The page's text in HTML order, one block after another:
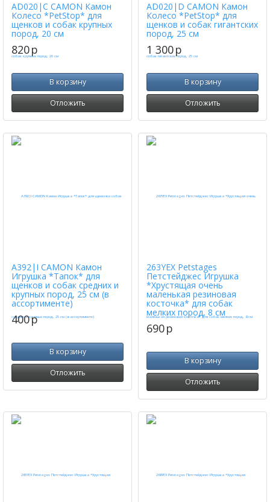
AD020|C CAMON Камон
Колесо *PetStop* для
щенков и собак крупных
пород, 20 см
820p
В корзину
Отложить
AD020|D CAMON Камон
Колесо *PetStop* для
щенков и собак гигантских
пород, 25 см
1 300p
В корзину
Отложить
A392|I CAMON Камон
Игрушка *Тапок* для
щенков и собак средних и
крупных пород, 25 см (в
ассортименте)
400p
В корзину
Отложить
263YEX Petstages
Петстейджес Игрушка
*Хрустящая очень
маленькая резиновая
косточка* для собак
мелких пород, 8 см
690p
В корзину
Отложить